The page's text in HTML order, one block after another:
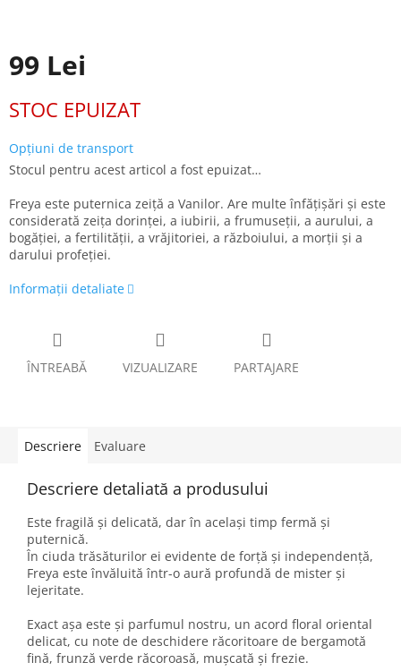
99 Lei
preţ:
STOC EPUIZAT
Opțiuni de transport
Stocul pentru acest articol a fost epuizat…
Freya este puternica zeiță a Vanilor. Are multe înfățișări și este
considerată zeița dorinței, a iubirii, a frumuseții, a aurului, a
bogăției, a fertilității, a vrăjitoriei, a războiului, a morții și a
darului profeției.
Informaţii detaliate
ÎNTREABĂ VIZUALIZARE PARTAJARE
Descriere Evaluare
Descriere detaliată a produsului
Este fragilă și delicată, dar în același timp fermă și
puternică.
În ciuda trăsăturilor ei evidente de forță și independență,
Freya este învăluită într-o aură profundă de mister și
lejeritate.
Exact așa este și parfumul nostru, un acord floral oriental
delicat, cu note de deschidere răcoritoare de bergamotă
fină, frunză verde răcoroasă, mușcată și frezie.